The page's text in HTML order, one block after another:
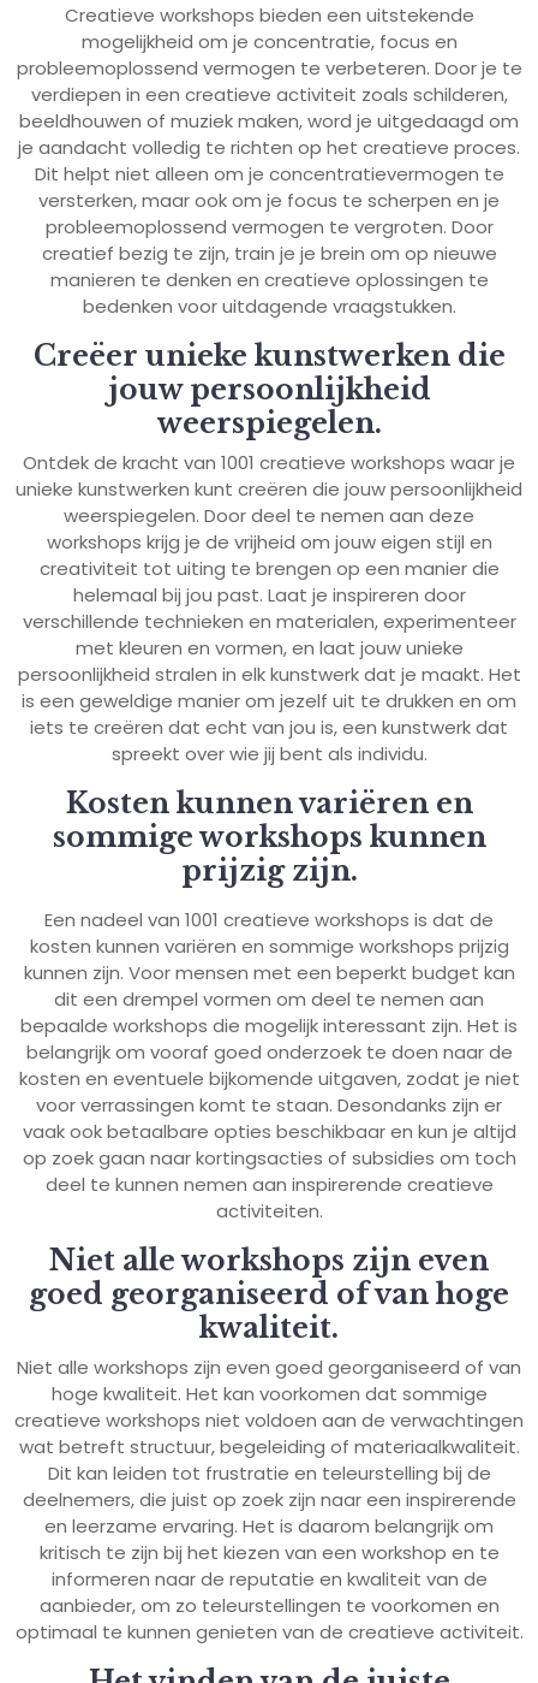
Creatieve workshops bieden een uitstekende
mogelijkheid om je concentratie, focus en
probleemoplossend vermogen te verbeteren. Door je te
verdiepen in een creatieve activiteit zoals schilderen,
beeldhouwen of muziek maken, word je uitgedaagd om
je aandacht volledig te richten op het creatieve proces.
Dit helpt niet alleen om je concentratievermogen te
versterken, maar ook om je focus te scherpen en je
probleemoplossend vermogen te vergroten. Door
creatief bezig te zijn, train je je brein om op nieuwe
manieren te denken en creatieve oplossingen te
bedenken voor uitdagende vraagstukken.
Creëer unieke kunstwerken die
jouw persoonlijkheid
weerspiegelen.
Ontdek de kracht van 1001 creatieve workshops waar je
unieke kunstwerken kunt creëren die jouw persoonlijkheid
weerspiegelen. Door deel te nemen aan deze
workshops krijg je de vrijheid om jouw eigen stijl en
creativiteit tot uiting te brengen op een manier die
helemaal bij jou past. Laat je inspireren door
verschillende technieken en materialen, experimenteer
met kleuren en vormen, en laat jouw unieke
persoonlijkheid stralen in elk kunstwerk dat je maakt. Het
is een geweldige manier om jezelf uit te drukken en om
iets te creëren dat echt van jou is, een kunstwerk dat
spreekt over wie jij bent als individu.
Kosten kunnen variëren en
sommige workshops kunnen
prijzig zijn.
Een nadeel van 1001 creatieve workshops is dat de
kosten kunnen variëren en sommige workshops prijzig
kunnen zijn. Voor mensen met een beperkt budget kan
dit een drempel vormen om deel te nemen aan
bepaalde workshops die mogelijk interessant zijn. Het is
belangrijk om vooraf goed onderzoek te doen naar de
kosten en eventuele bijkomende uitgaven, zodat je niet
voor verrassingen komt te staan. Desondanks zijn er
vaak ook betaalbare opties beschikbaar en kun je altijd
op zoek gaan naar kortingsacties of subsidies om toch
deel te kunnen nemen aan inspirerende creatieve
activiteiten.
Niet alle workshops zijn even
goed georganiseerd of van hoge
kwaliteit.
Niet alle workshops zijn even goed georganiseerd of van
hoge kwaliteit. Het kan voorkomen dat sommige
creatieve workshops niet voldoen aan de verwachtingen
wat betreft structuur, begeleiding of materiaalkwaliteit.
Dit kan leiden tot frustratie en teleurstelling bij de
deelnemers, die juist op zoek zijn naar een inspirerende
en leerzame ervaring. Het is daarom belangrijk om
kritisch te zijn bij het kiezen van een workshop en te
informeren naar de reputatie en kwaliteit van de
aanbieder, om zo teleurstellingen te voorkomen en
optimaal te kunnen genieten van de creatieve activiteit.